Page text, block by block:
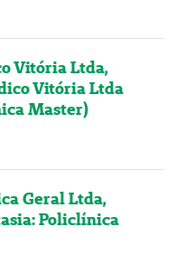
Vitória Ltda,
Vitória Ltda
Master)
Geral Ltda,
Policlínica